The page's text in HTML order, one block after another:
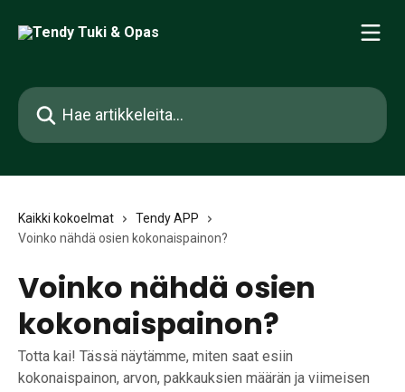
Hae artikkeleita...
Kaikki kokoelmat
Tendy APP
Voinko nähdä osien kokonaispainon?
Voinko nähdä osien
kokonaispainon?
Totta kai! Tässä näytämme, miten saat esiin
kokonaispainon, arvon, pakkauksien määrän ja viimeisen